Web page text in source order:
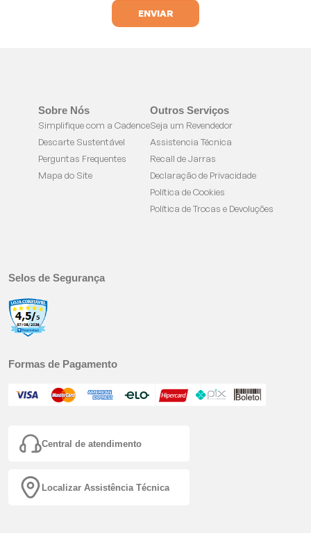
Sobre Nós
Simplifique com a Cadence
Descarte Sustentável
Perguntas Frequentes
Mapa do Site
Outros Serviços
Seja um Revendedor
Assistencia Técnica
Recall de Jarras
Declaração de Privacidade
Política de Cookies
Política de Trocas e Devoluções
Selos de Segurança
Formas de Pagamento
Central de atendimento
Localizar Assistência Técnica